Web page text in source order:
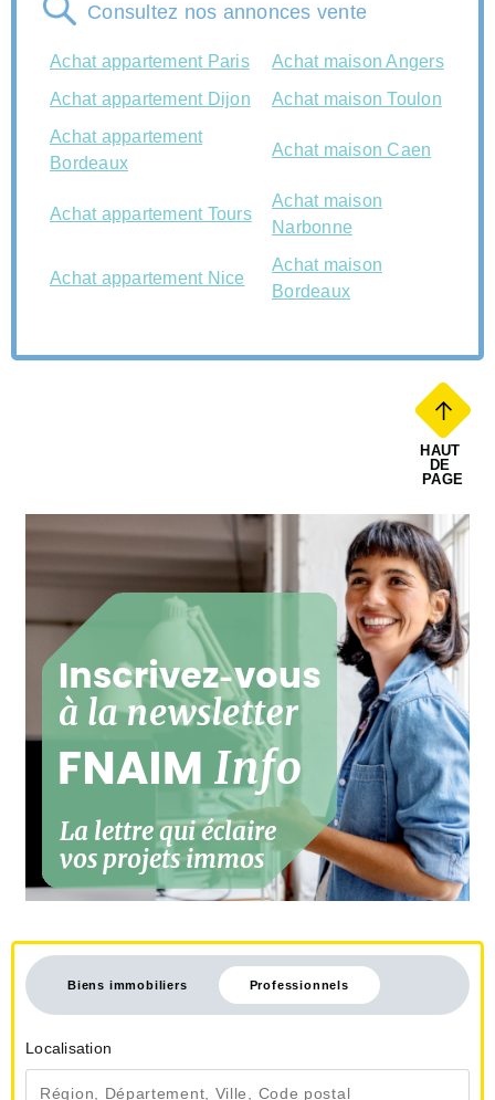
Consultez nos annonces vente
Achat appartement Paris
Achat maison Angers
Achat appartement Dijon
Achat maison Toulon
Achat appartement
Bordeaux
Achat maison Caen
Achat appartement Tours
Achat maison
Narbonne
Achat appartement Nice
Achat maison
Bordeaux
HAUT
DE
PAGE
Biens immobiliers Professionnels
Localisation